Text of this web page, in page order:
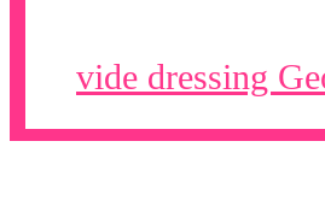
vide dressing